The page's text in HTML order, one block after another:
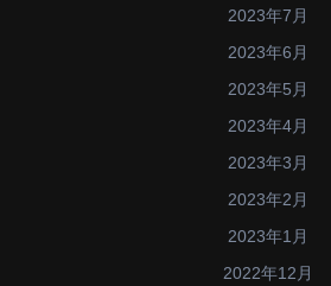
2023年7月
2023年6月
2023年5月
2023年4月
2023年3月
2023年2月
2023年1月
2022年12月